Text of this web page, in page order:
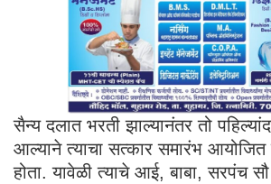
सैन्य दलात भरती झाल्यानंतर तो
आल्याने त्याचा सत्कार समारंभ
होता. यावेळी त्याचे आई, बाबा, सरपंच सौ